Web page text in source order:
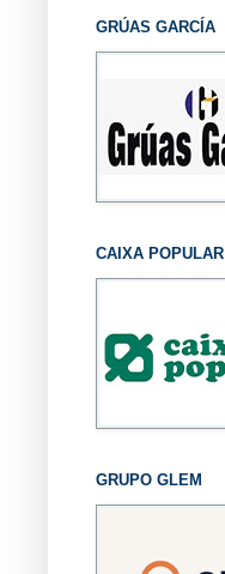
GRÚAS GARCÍA
CAIXA POPULAR
GRUPO GLEM